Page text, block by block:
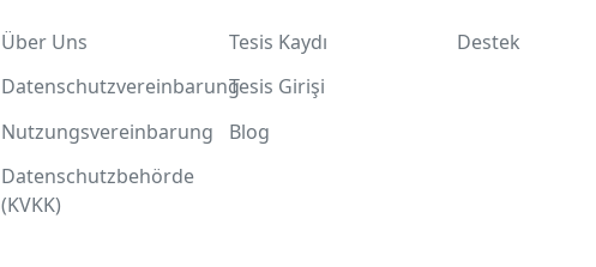
Über Uns
Datenschutzvereinbarung
Nutzungsvereinbarung
Datenschutzbehörde
(KVKK)
Tesis Kaydı
Tesis Girişi
Blog
Destek